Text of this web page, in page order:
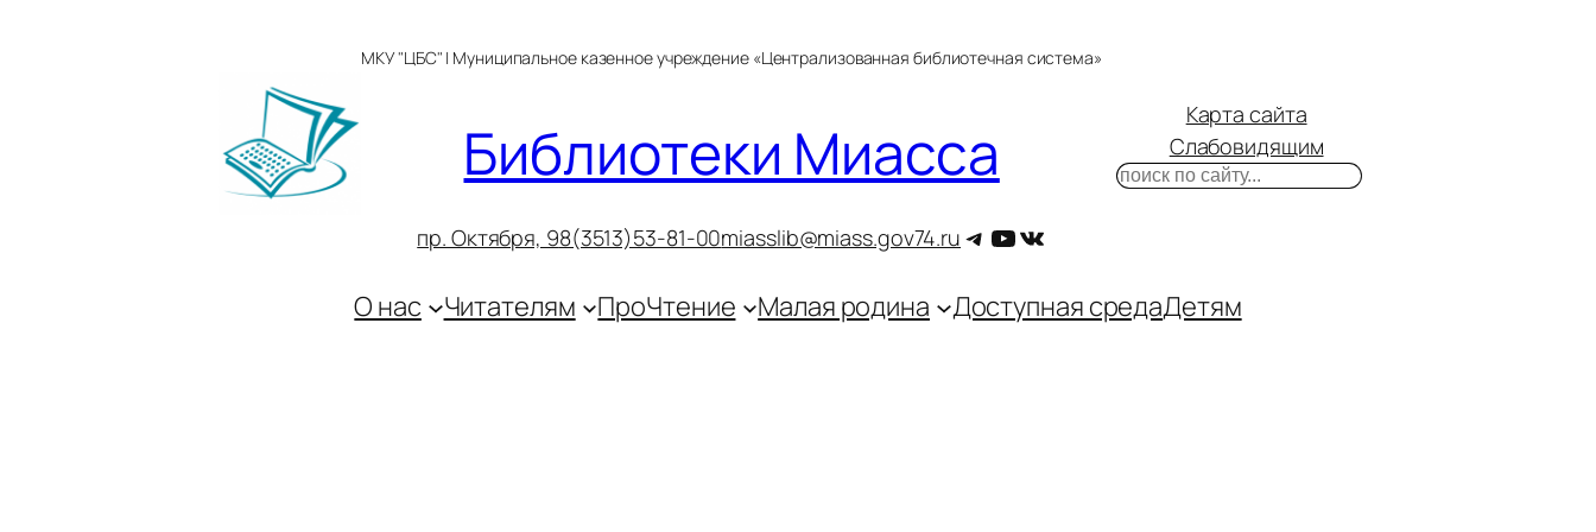
МКУ "ЦБС" | Муниципальное казенное учреждение «Централизованная библиотечная система»
Библиотеки Миасса
пр. Октября, 98(3513)53-81-00miasslib@miass.gov74.ru Telegram
YouTube
ВКонтакте
Карта сайта
Слабовидящим
Поиск
О нас Читателям ПроЧтение Малая родина Доступная средаДетям